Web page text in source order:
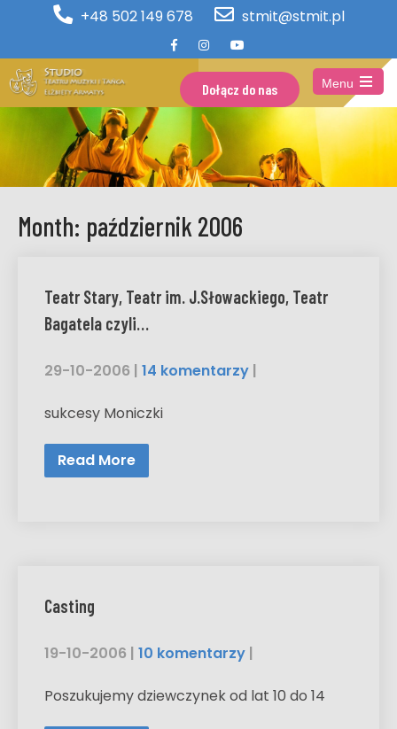
+48 502 149 678 stmit@stmit.pl
Dołącz do nas
Menu
Open
the
main
menu
Month: październik 2006
Teatr Stary, Teatr im. J.Słowackiego, Teatr
Bagatela czyli…
29-10-2006 | 14 komentarzy |
sukcesy Moniczki
Read More
Casting
19-10-2006 | 10 komentarzy |
Poszukujemy dziewczynek od lat 10 do 14